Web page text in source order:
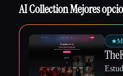
AI Collection Mejores
★